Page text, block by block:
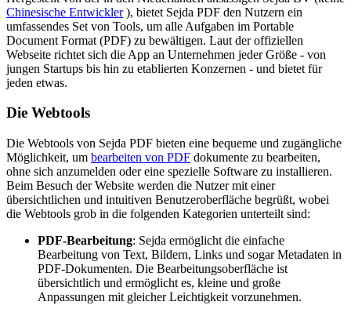
Chinesische Entwickler), bietet Sejda PDF den Nutzern ein
umfassendes Set von Tools, um alle Aufgaben im Portable
Document Format (PDF) zu bewältigen. Laut der offiziellen
Webseite richtet sich die App an Unternehmen jeder Größe - von
jungen Startups bis hin zu etablierten Konzernen - und bietet für
jeden etwas.
Die Webtools
Die Webtools von Sejda PDF bieten eine bequeme und zugängliche
Möglichkeit, um bearbeiten von PDF dokumente zu bearbeiten,
ohne sich anzumelden oder eine spezielle Software zu installieren.
Beim Besuch der Website werden die Nutzer mit einer
übersichtlichen und intuitiven Benutzeroberfläche begrüßt, wobei
die Webtools grob in die folgenden Kategorien unterteilt sind:
PDF-Bearbeitung: Sejda ermöglicht die einfache
Bearbeitung von Text, Bildern, Links und sogar Metadaten in
PDF-Dokumenten. Die Bearbeitungsoberfläche ist
übersichtlich und ermöglicht es, kleine und große
Anpassungen mit gleicher Leichtigkeit vorzunehmen.